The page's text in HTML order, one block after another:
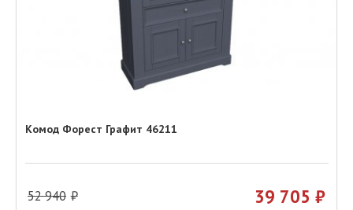
Комод Форест Графит 46211
52 940 39 705